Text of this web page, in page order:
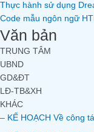
Thực hành sử dụng
Code mẫu ngôn ngữ
Văn bản
TRUNG TÂM
UBND
GD&ĐT
LĐ-TB&XH
KHÁC
– KẾ HOẠCH Về công